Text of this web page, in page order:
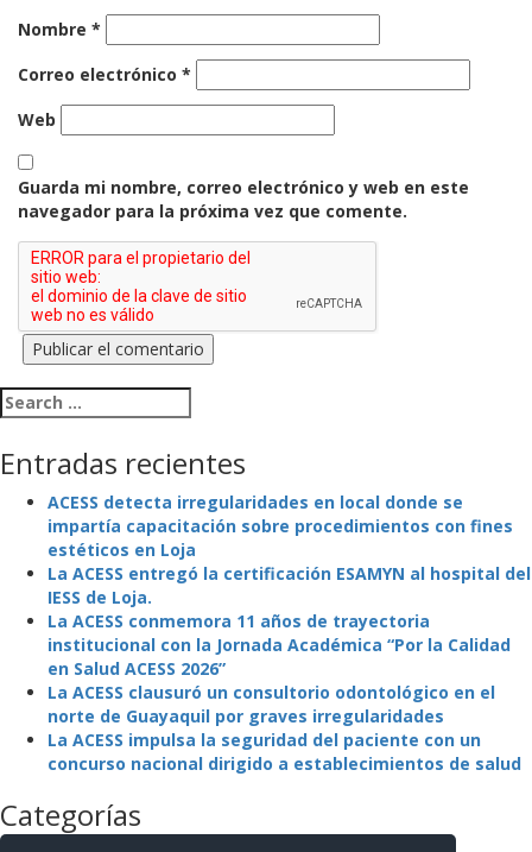
Nombre *
Correo electrónico *
Web
Guarda mi nombre, correo electrónico y web en este
navegador para la próxima vez que comente.
Search for:
Entradas recientes
ACESS detecta irregularidades en local donde se
impartía capacitación sobre procedimientos con fines
estéticos en Loja
La ACESS entregó la certificación ESAMYN al hospital del
IESS de Loja.
La ACESS conmemora 11 años de trayectoria
institucional con la Jornada Académica “Por la Calidad
en Salud ACESS 2026”
La ACESS clausuró un consultorio odontológico en el
norte de Guayaquil por graves irregularidades
La ACESS impulsa la seguridad del paciente con un
concurso nacional dirigido a establecimientos de salud
Categorías